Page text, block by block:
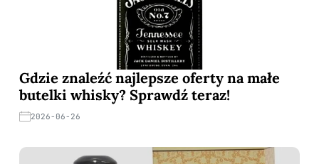
Gdzie znaleźć najlepsze oferty na małe
butelki whisky? Sprawdź teraz!
2026-06-26